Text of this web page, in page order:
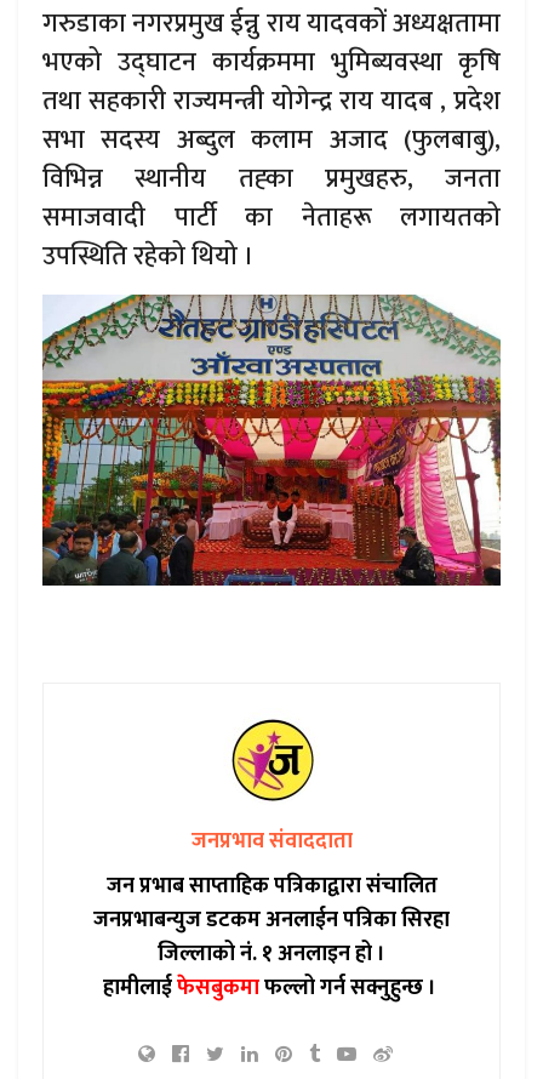
गरुडाका नगरप्रमुख ईन्नु राय यादवकों अध्यक्षतामा
भएको उद्घाटन कार्यक्रममा भुमिब्यवस्था कृषि
तथा सहकारी राज्यमन्त्री योगेन्द्र राय यादब , प्रदेश
सभा सदस्य अब्दुल कलाम अजाद (फुलबाबु),
विभिन्न स्थानीय तह्का प्रमुखहरु, जनता
समाजवादी पार्टी का नेताहरू लगायतको
उपस्थिति रहेको थियो ।
जनप्रभाव संवाददाता
जन प्रभाब साप्ताहिक पत्रिकाद्वारा संचालित
जनप्रभाबन्युज डटकम अनलाईन पत्रिका सिरहा
जिल्लाको नं. १ अनलाइन हो ।
हामीलाईफेसबुकमाफल्लो गर्न सक्नुहुन्छ ।